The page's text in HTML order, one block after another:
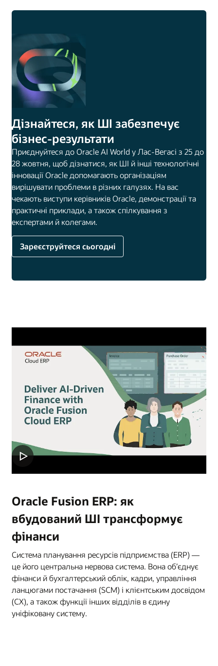
Дізнайтеся, як ШІ забезпечує
бізнес-результати
Приєднуйтеся до Oracle AI World у Лас-Вегасі з 25 до
28 жовтня, щоб дізнатися, як ШІ й інші технологічні
інновації Oracle допомагають організаціям
вирішувати проблеми в різних галузях. На вас
чекають виступи керівників Oracle, демонстрації та
практичні приклади, а також спілкування з
експертами й колегами.
Зареєструйтеся сьогодні
Oracle Fusion ERP: як
вбудований ШІ трансформує
фінанси
Система планування ресурсів підприємства (ERP) —
це його центральна нервова система. Вона об’єднує
фінанси й бухгалтерський облік, кадри, управління
ланцюгами постачання (SCM) і клієнтським досвідом
(CX), а також функції інших відділів в єдину
уніфіковану систему.